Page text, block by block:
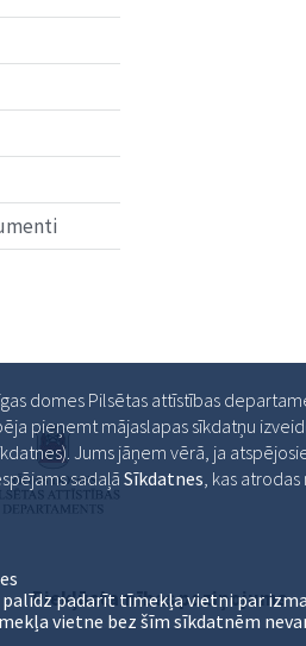
Piekļūstamības paziņojums
domes Pilsētas attīstības
pieņemt mājaslapas sīkdatņu
Jums jāņem vērā, ja
sadaļā Sīkdatnes , kas
palīdz padarīt tīmekļa vietni par
vietne bez šīm sīkdatnēm